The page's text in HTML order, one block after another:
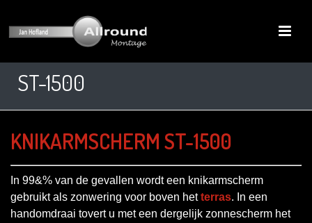
ST-1500
KNIKARMSCHERM ST-1500
In 99&% van de gevallen wordt een knikarmscherm
gebruikt als zonwering voor boven hetterras. In een
handomdraai tovert u met een dergelijk zonnescherm het